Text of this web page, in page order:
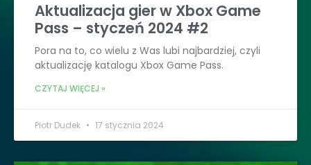
Aktualizacja gier w Xbox Game
Pass – styczeń 2024 #2
Pora na to, co wielu z Was lubi najbardziej, czyli
aktualizację katalogu Xbox Game Pass.
CZYTAJ WIĘCEJ »
Piotr Dudek 17 stycznia 2024